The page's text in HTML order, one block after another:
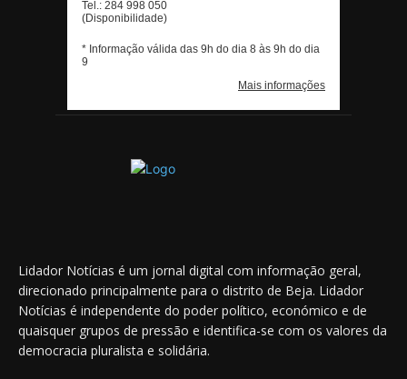
Lidador Notícias é um jornal digital com informação geral,
direcionado principalmente para o distrito de Beja. Lidador
Notícias é independente do poder político, económico e de
quaisquer grupos de pressão e identifica-se com os valores da
democracia pluralista e solidária.